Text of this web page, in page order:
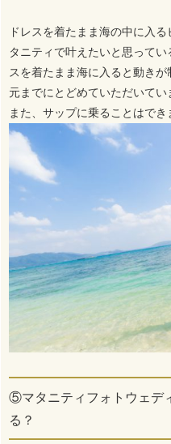
ドレスを着たまま海の中に入
タニティで叶えたいと思って
スを着たまま海に入ると動き
元までにとどめていただいてい
また、サップに乗ることはでき
⑤マタニティフォトウェデ
る？